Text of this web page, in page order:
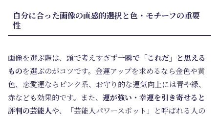
自分に合った画像の直感的選択と色・モチーフの重要
性
画像を選ぶ際は、頭で考えすぎず一瞬で「これだ」と思える
ものを選ぶのがコツです。金運アップを求めるなら金色や黄
色、恋愛運ならピンク系、お守り的な運気向上には青や緑、
赤なども効果的です。また、 運が強い・幸運を引き寄せると
評判の芸能人や、「芸能人パワースポット」と呼ばれる人の